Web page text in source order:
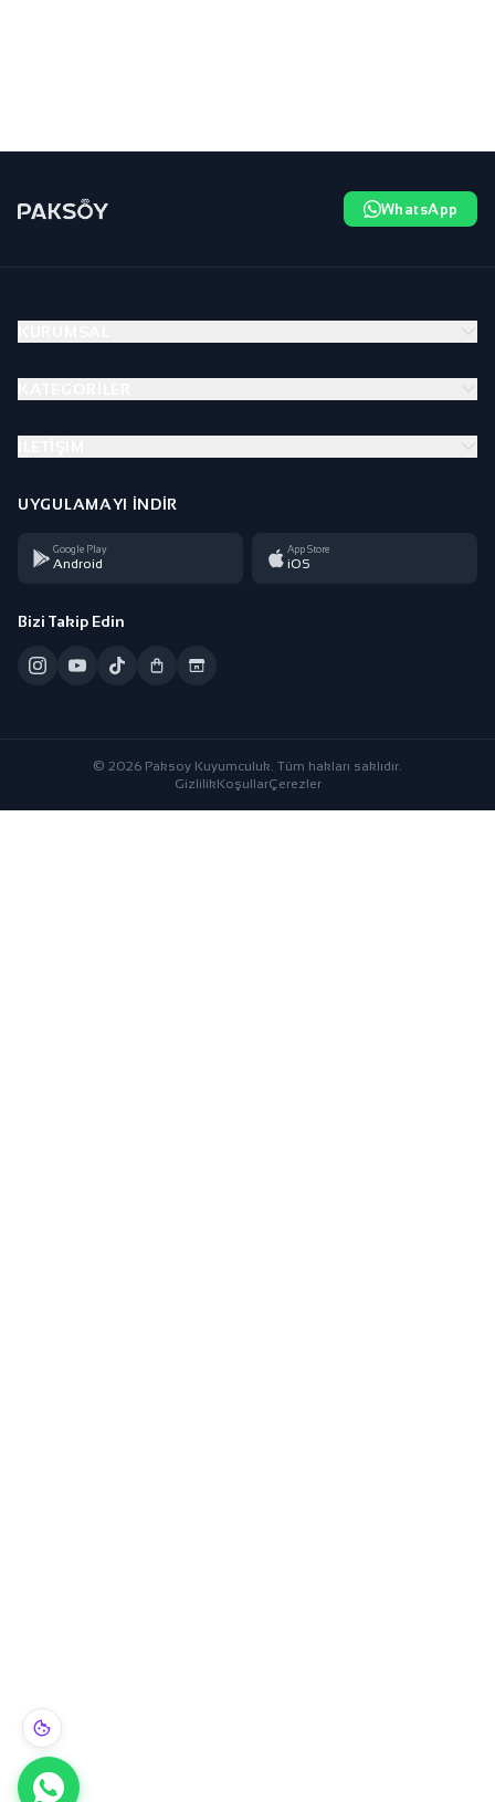
WhatsApp
UYGULAMAYI İNDIR
Google Play
Android
App Store
iOS
Bizi Takip Edin
© 2026 Paksoy Kuyumculuk. Tüm hakları saklıdır.
GizlilikKoşullarÇerezler